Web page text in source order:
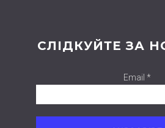
СЛІДКУЙТЕ ЗА
Email *